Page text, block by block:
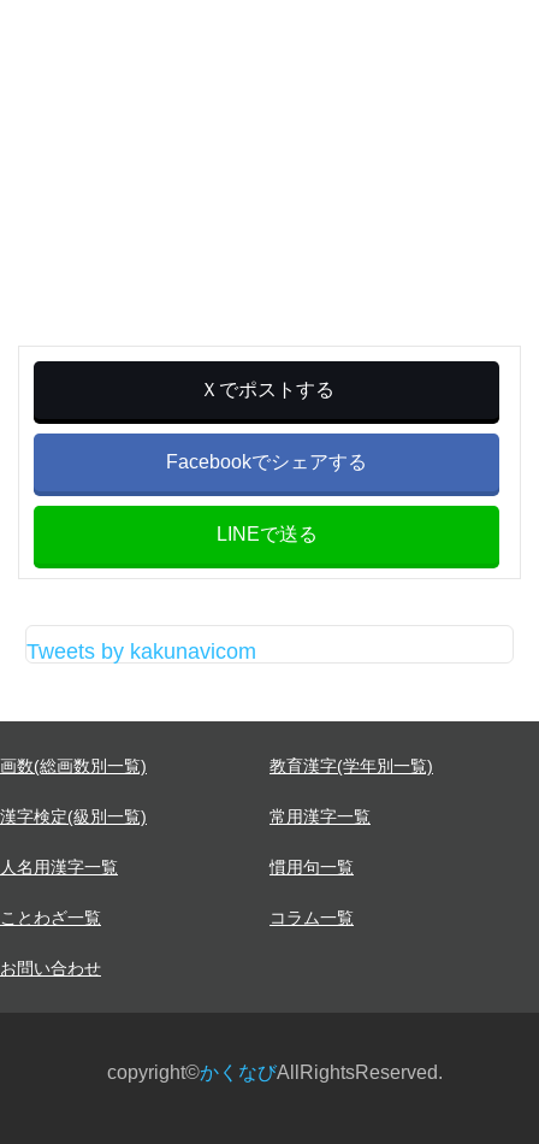
Ｘでポストする
Facebookでシェアする
LINEで送る
Tweets by kakunavicom
画数(総画数別一覧) 教育漢字(学年別一覧)
漢字検定(級別一覧) 常用漢字一覧
人名用漢字一覧 慣用句一覧
ことわざ一覧 コラム一覧
お問い合わせ
copyright©かくなびAllRightsReserved.